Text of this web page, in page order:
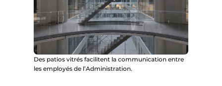
Des patios vitrés facilitent la communication entre
les employés de l’Administration.